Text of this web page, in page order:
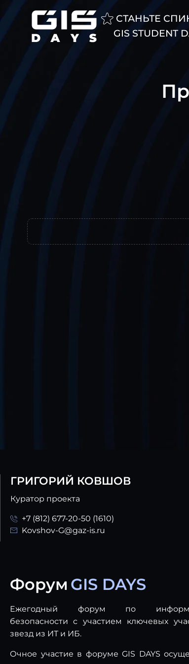
Форум GISDAYS
СТАНЬТЕ
GIS STUDENT
ГРИГОРИЙ КОВШОВ
Куратор проекта
+7 (812) 677-20-50 (1610)
Kovshov-G@gaz-is.ru
Форум GIS DAYS
Ежегодный форум по
безопасности с участием ключевых
звезд из ИТ и ИБ.
Очное участие в форуме GIS DAYS